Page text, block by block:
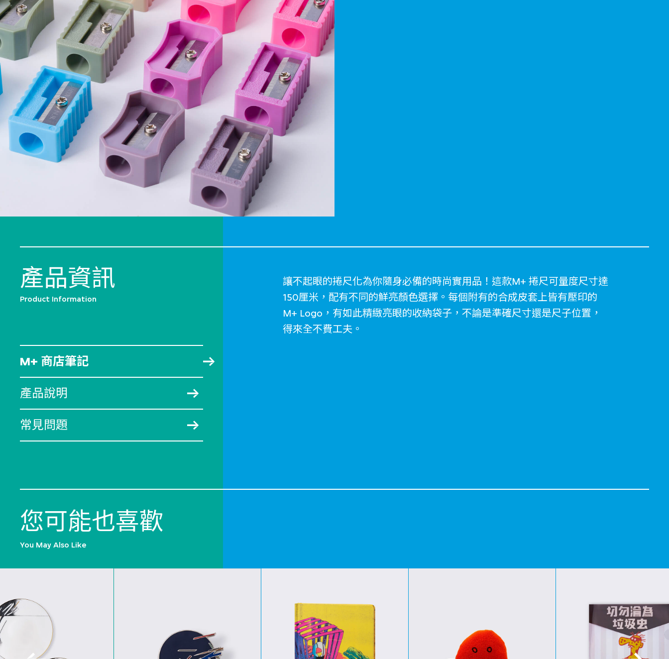
產品資訊
Product Information
M+ 商店筆記
產品說明
常見問題
讓不起眼的捲尺化為你隨身必備的時尚實用品！這款M+ 捲尺可量度尺寸達
150厘米，配有不同的鮮亮顏色選擇。每個附有的合成皮套上皆有壓印的
M+ Logo，有如此精緻亮眼的收納袋子，不論是準確尺寸還是尺子位置，
得來全不費工夫。
您可能也喜歡
You May Also Like